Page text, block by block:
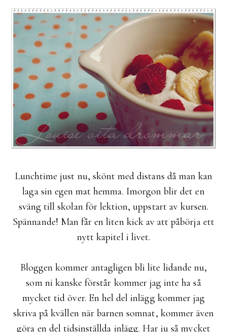
Lunchtime just nu, skönt med distans då man kan
laga sin egen mat hemma. Imorgon blir det en
sväng till skolan för lektion, uppstart av kursen.
Spännande! Man får en liten kick av att påbörja ett
nytt kapitel i livet.
Bloggen kommer antagligen bli lite lidande nu,
som ni kanske förstår kommer jag inte ha så
mycket tid över. En hel del inlägg kommer jag
skriva på kvällen när barnen somnat, kommer även
göra en del tidsinställda inlägg. Har ju så mycket